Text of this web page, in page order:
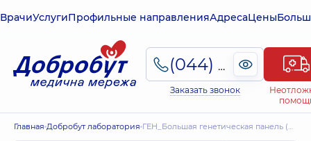
ВрачиУслугиПрофильные направленияАдресаЦены
(044) 495-2-888
Заказать звонок
Главная Добробут лаборатория ГЕН_Большая генетическая панель (NGS, согласно описанию на сайте blueprintgenetics)